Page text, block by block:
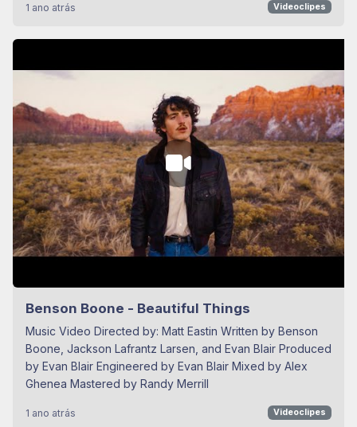
1 ano atrás Videoclipes
Benson Boone - Beautiful Things
Music Video Directed by: Matt Eastin Written by Benson
Boone, Jackson Lafrantz Larsen, and Evan Blair Produced
by Evan Blair Engineered by Evan Blair Mixed by Alex
Ghenea Mastered by Randy Merrill
1 ano atrás Videoclipes